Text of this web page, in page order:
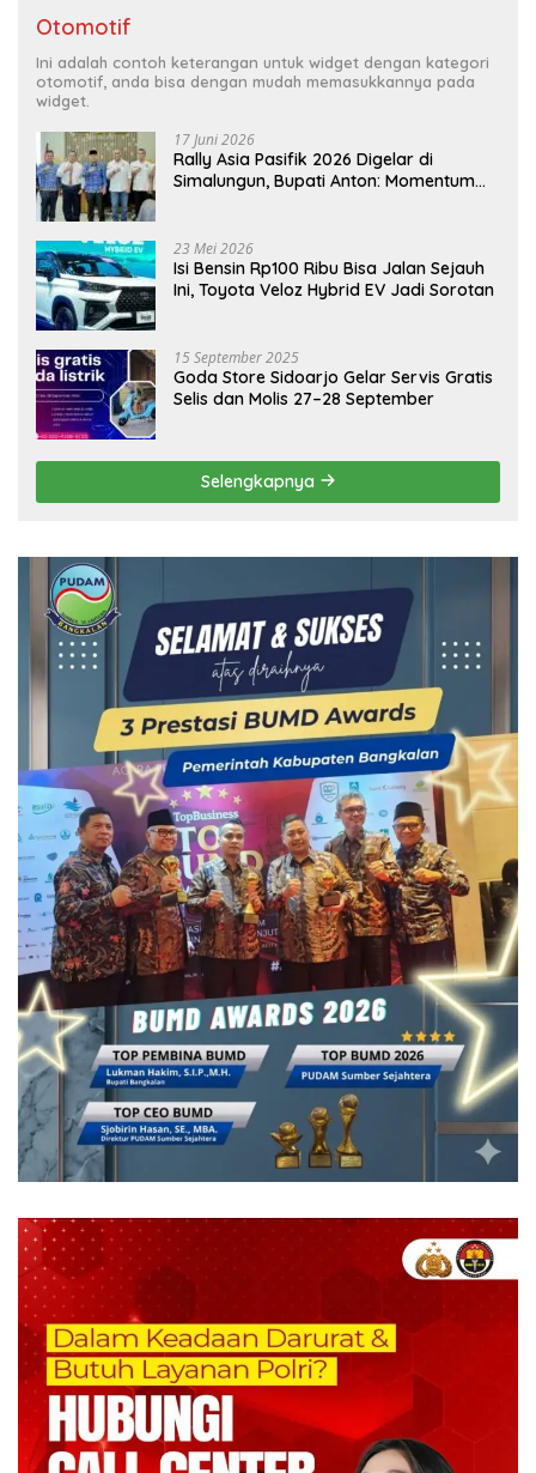
Otomotif
Ini adalah contoh keterangan untuk widget dengan kategori
otomotif, anda bisa dengan mudah memasukkannya pada
widget.
17 Juni 2026
Rally Asia Pasifik 2026 Digelar di
Simalungun, Bupati Anton: Momentum
23 Mei 2026
Isi Bensin Rp100 Ribu Bisa Jalan Sejauh
Ini, Toyota Veloz Hybrid EV Jadi Sorotan
15 September 2025
Goda Store Sidoarjo Gelar Servis Gratis
Selis dan Molis 27–28 September
Selengkapnya